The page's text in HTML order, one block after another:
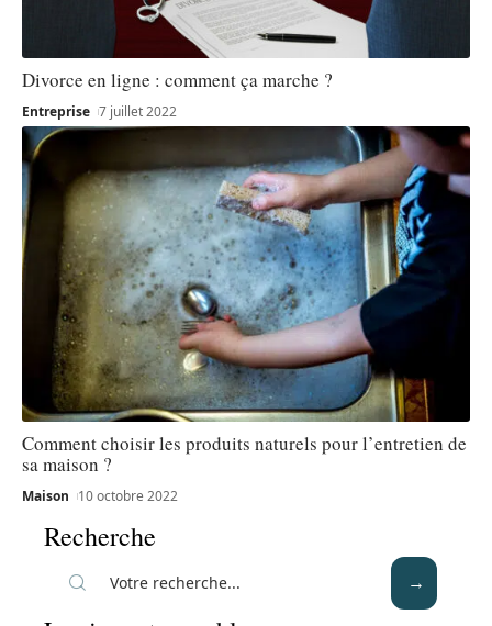
Divorce en ligne : comment ça marche ?
Entreprise 7 juillet 2022
Comment choisir les produits naturels pour l’entretien de
sa maison ?
Maison 10 octobre 2022
Recherche